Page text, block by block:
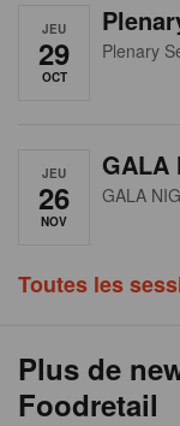
JEU
29
OCT
Plenary
JEU
26
NOV
GALA
GALA
Toutes les
Plus de
Foodretail